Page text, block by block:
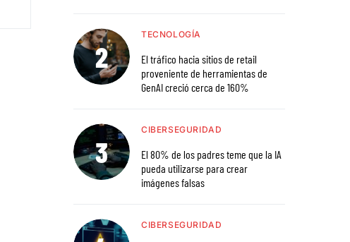
TECNOLOGÍA
El tráfico hacia sitios de retail
proveniente de herramientas de
GenAI creció cerca de 160%
CIBERSEGURIDAD
El 80% de los padres teme que la IA
pueda utilizarse para crear
imágenes falsas
CIBERSEGURIDAD